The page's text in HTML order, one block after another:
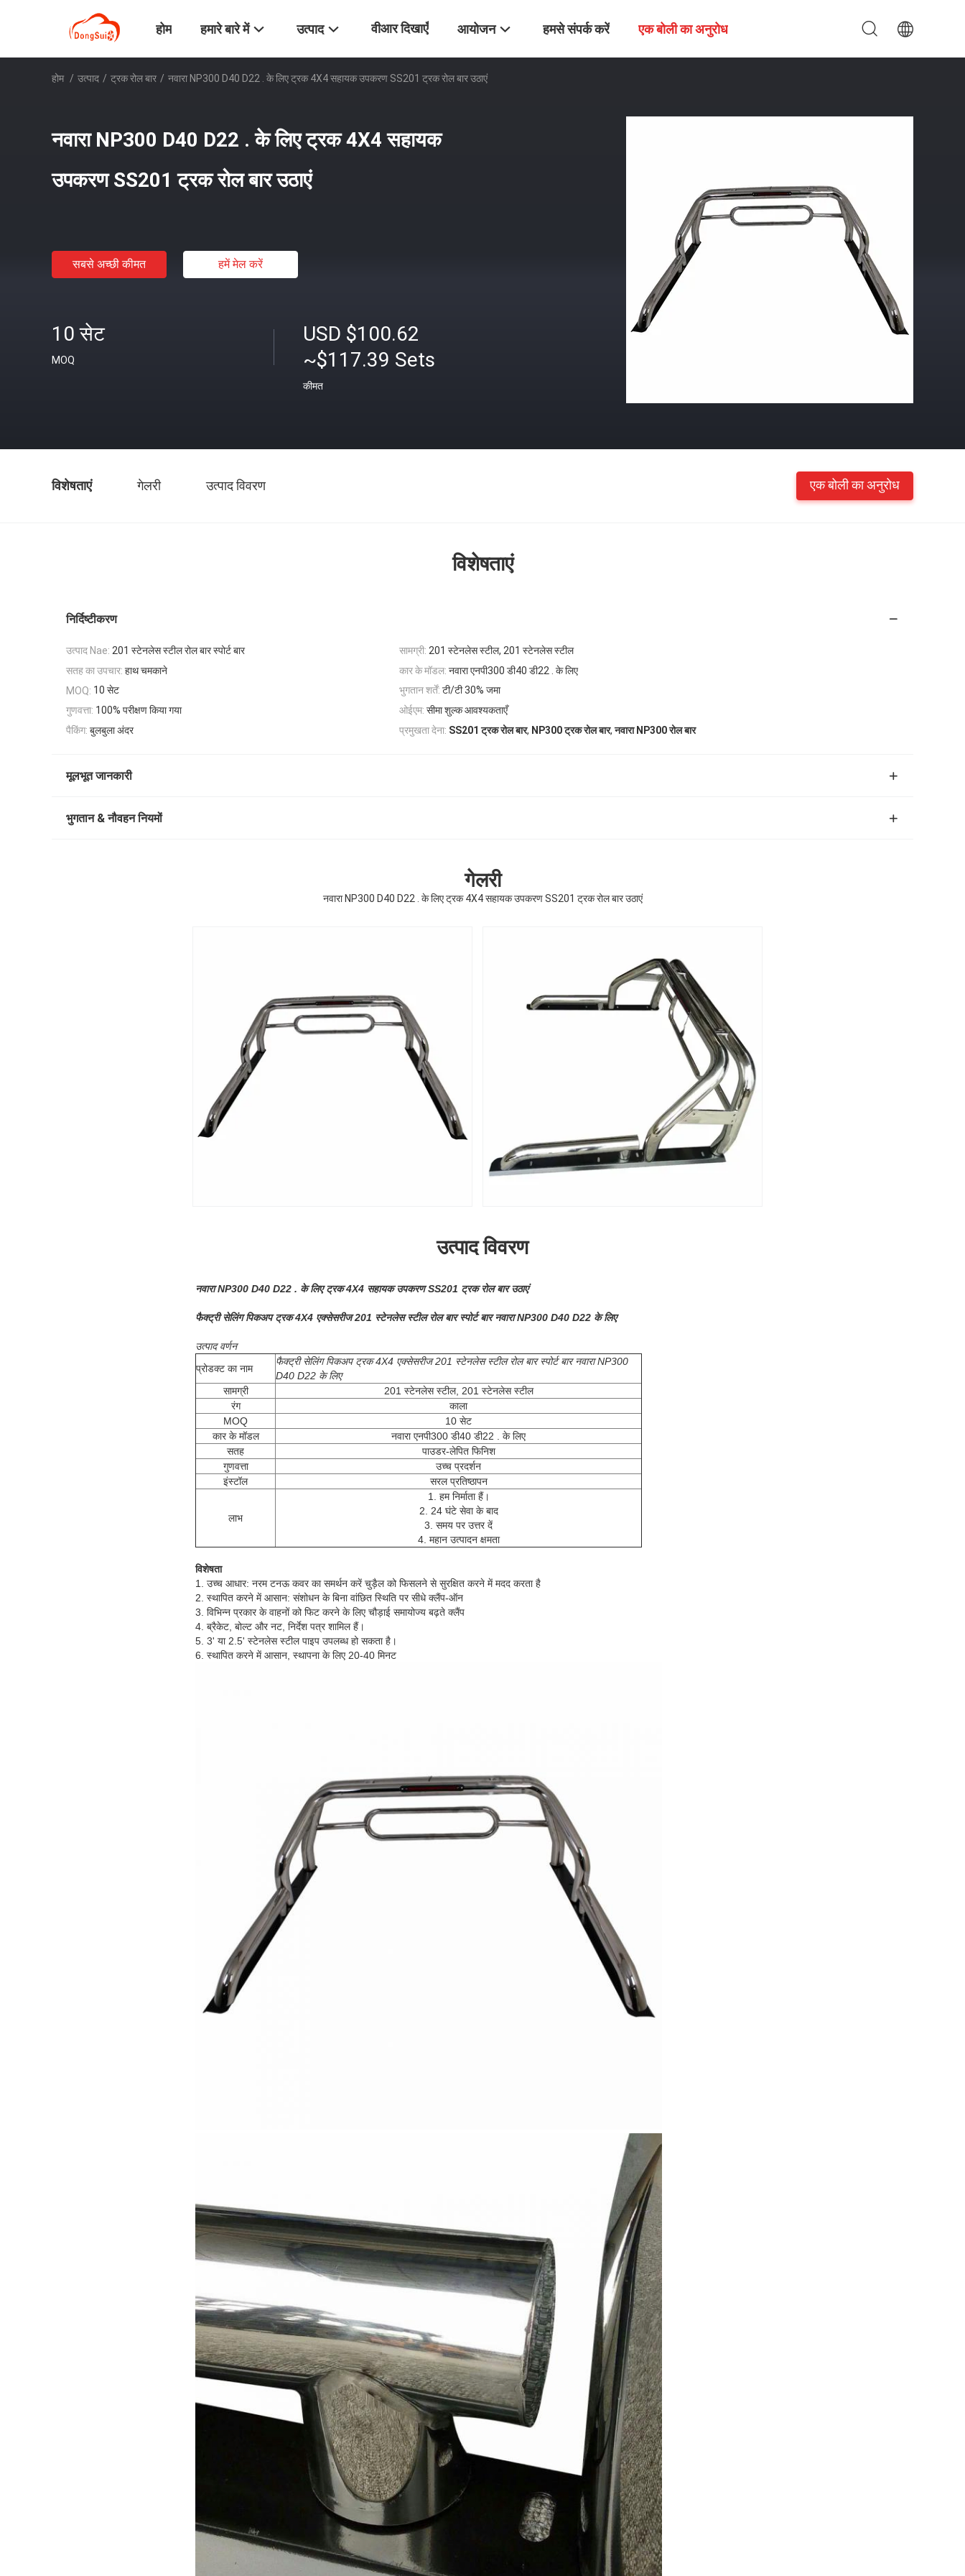
होम हमारे बारे में उत्पाद वीआर दिखाएँ आयोजन हमसे संपर्क करें एक बोली का अनुरोध
होम / उत्पाद / ट्रक रोल बार / नवारा NP300 D40 D22 . के लिए ट्रक 4X4 सहायक उपकरण SS201 ट्रक रोल बार उठाएं
नवारा NP300 D40 D22 . के लिए ट्रक 4X4 सहायक
उपकरण SS201 ट्रक रोल बार उठाएं
सबसे अच्छी कीमत हमें मेल करें
10 सेट
MOQ
USD $100.62
~$117.39 Sets
कीमत
विशेषताएं गेलरी उत्पाद विवरण एक बोली का अनुरोध
विशेषताएं
निर्दिष्टीकरण
उत्पाद Nae: 201 स्टेनलेस स्टील रोल बार स्पोर्ट बार सामग्री: 201 स्टेनलेस स्टील, 201 स्टेनलेस स्टील
सतह का उपचार: हाथ चमकाने कार के मॉडल: नवारा एनपी300 डी40 डी22 . के लिए
MOQ: 10 सेट भुगतान शर्तें: टी/टी 30% जमा
गुणवत्ता: 100% परीक्षण किया गया ओईएम: सीमा शुल्क आवश्यकताएँ
पैकिंग: बुलबुला अंदर प्रमुखता देना: SS201 ट्रक रोल बार, NP300 ट्रक रोल बार,नवारा NP300 रोल बार
मूलभूत जानकारी
भुगतान & नौवहन नियमों
गेलरी
नवारा NP300 D40 D22 . के लिए ट्रक 4X4 सहायक उपकरण SS201 ट्रक रोल बार उठाएं
उत्पाद विवरण
नवारा NP300 D40 D22 . के लिए ट्रक 4X4 सहायक उपकरण SS201 ट्रक रोल बार उठाएं
फैक्ट्री सेलिंग पिकअप ट्रक 4X4 एक्सेसरीज 201 स्टेनलेस स्टील रोल बार स्पोर्ट बार नवारा NP300 D40 D22 के लिए
उत्पाद वर्णन
प्रोडक्ट का नाम
फैक्ट्री सेलिंग पिकअप ट्रक 4X4 एक्सेसरीज 201 स्टेनलेस स्टील रोल बार स्पोर्ट बार नवारा NP300
D40 D22 के लिए
सामग्री
201 स्टेनलेस स्टील, 201 स्टेनलेस स्टील
रंग
काला
MOQ
10 सेट
कार के मॉडल
नवारा एनपी300 डी40 डी22 . के लिए
सतह
पाउडर-लेपित फिनिश
गुणवत्ता
उच्च प्रदर्शन
इंस्टॉल
सरल प्रतिष्ठापन
लाभ
1. हम निर्माता हैं।
2. 24 घंटे सेवा के बाद
3. समय पर उत्तर दें
4. महान उत्पादन क्षमता
विशेषता
1. उच्च आधार: नरम टनऊ कवर का समर्थन करें चुड़ैल को फिसलने से सुरक्षित करने में मदद करता है
2. स्थापित करने में आसान: संशोधन के बिना वांछित स्थिति पर सीधे क्लैंप-ऑन
3. विभिन्न प्रकार के वाहनों को फिट करने के लिए चौड़ाई समायोज्य बढ़ते क्लैंप
4. ब्रैकेट, बोल्ट और नट, निर्देश पत्र शामिल हैं।
5. 3' या 2.5' स्टेनलेस स्टील पाइप उपलब्ध हो सकता है।
6. स्थापित करने में आसान, स्थापना के लिए 20-40 मिनट